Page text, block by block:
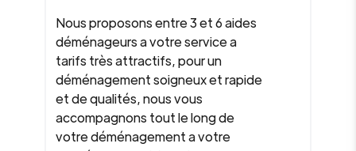
Nous proposons entre 3 et 6 aides
déménageurs a votre service a
tarifs très attractifs, pour un
déménagement soigneux et rapide
et de qualités, nous vous
accompagnons tout le long de
votre déménagement a votre